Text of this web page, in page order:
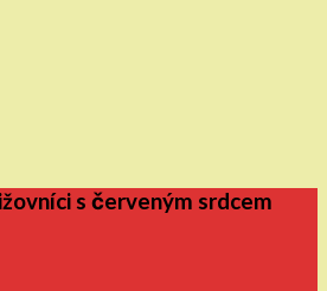
s červeným srdcem